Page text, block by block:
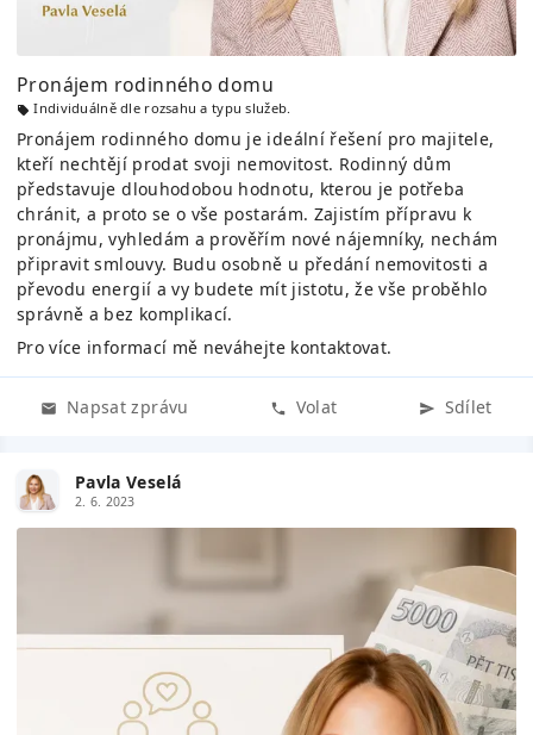
Pronájem rodinného domu
Individuálně dle rozsahu a typu služeb.
Pronájem rodinného domu je ideální řešení pro majitele,
kteří nechtějí prodat svoji nemovitost. Rodinný dům
představuje dlouhodobou hodnotu, kterou je potřeba
chránit, a proto se o vše postarám. Zajistím přípravu k
pronájmu, vyhledám a prověřím nové nájemníky, nechám
připravit smlouvy. Budu osobně u předání nemovitosti a
převodu energií a vy budete mít jistotu, že vše proběhlo
správně a bez komplikací.
Pro více informací mě neváhejte kontaktovat.
Napsat zprávu Volat Sdílet
Pavla Veselá
2. 6. 2023